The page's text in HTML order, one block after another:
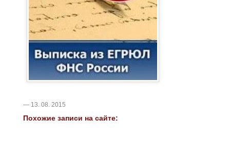
— 13. 08. 2015
Похожие записи на сайте: